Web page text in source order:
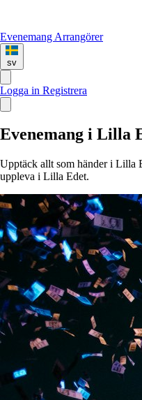
Evenemang Arrangörer
sv
Logga in Registrera
Evenemang i Lilla
Upptäck allt som händer i Lilla
uppleva i Lilla Edet.